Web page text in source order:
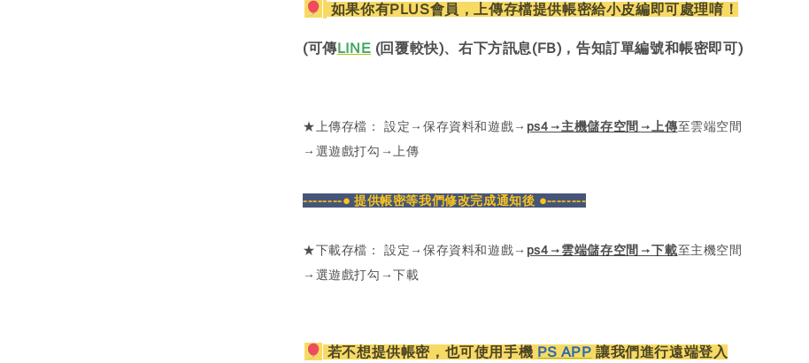
如果你有PLUS會員，上傳存檔提供帳密給小皮編即可處理唷！
(可傳LINE (回覆較快)、右下方訊息(FB)，告知訂單編號和帳密即可)
★上傳存檔： 設定→保存資料和遊戲→ ps4→主機儲存空間→上傳至雲端空間
→選遊戲打勾→上傳
--------● 提供帳密等我們修改完成通知後 ●--------
★下載存檔： 設定→保存資料和遊戲→ ps4→雲端儲存空間→下載至主機空間
→選遊戲打勾→下載
若不想提供帳密，也可使用手機 PS APP 讓我們進行遠端登入